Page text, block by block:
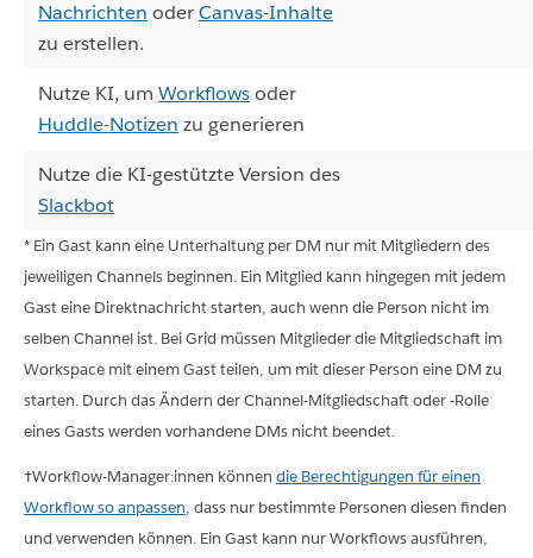
Nachrichten oderCanvas-Inhalte
zu erstellen.
Nutze KI, um Workflowsoder
Huddle-Notizen zu generieren
Nutze die KI-gestützte Version des
Slackbot
* Ein Gast kann eine Unterhaltung per DM nur mit Mitgliedern des
jeweiligen Channels beginnen. Ein Mitglied kann hingegen mit jedem
Gast eine Direktnachricht starten, auch wenn die Person nicht im
selben Channel ist. Bei Grid müssen Mitglieder die Mitgliedschaft im
Workspace mit einem Gast teilen, um mit dieser Person eine DM zu
starten. Durch das Ändern der Channel-Mitgliedschaft oder -Rolle
eines Gasts werden vorhandene DMs nicht beendet.
†Workflow-Manager:innen können die Berechtigungen für einen
Workflow so anpassen, dass nur bestimmte Personen diesen finden
und verwenden können. Ein Gast kann nur Workflows ausführen,